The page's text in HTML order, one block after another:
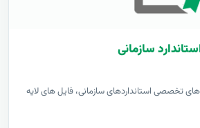
سازمانی
تخصصی استانداردهای سازمانی، فایل های لایه